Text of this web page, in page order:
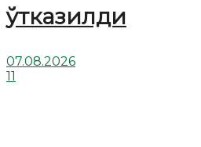
ўтказилди
07.08.2026
11